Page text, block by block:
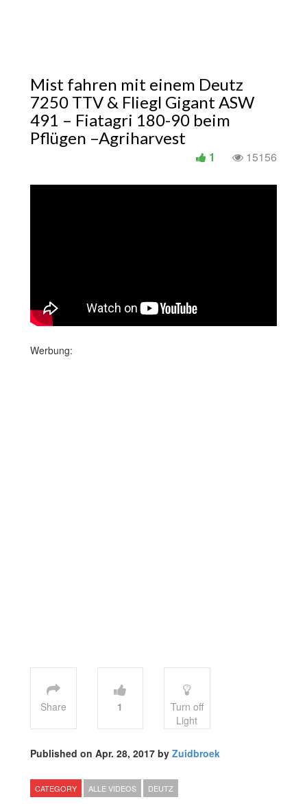
Mist fahren mit einem Deutz
7250 TTV & Fliegl Gigant ASW
491 – Fiatagri 180-90 beim
Pflügen –Agriharvest
15156
1
Werbung:
Share 1
Turn off
Light
Published on Apr. 28, 2017 by Zuidbroek
CATEGORY ALLE VIDEOS DEUTZ